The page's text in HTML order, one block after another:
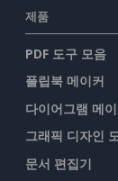
제품
PDF 도구 모음
플립북 메이커
다이어그램 메
그래픽 디자인
문서 편집기